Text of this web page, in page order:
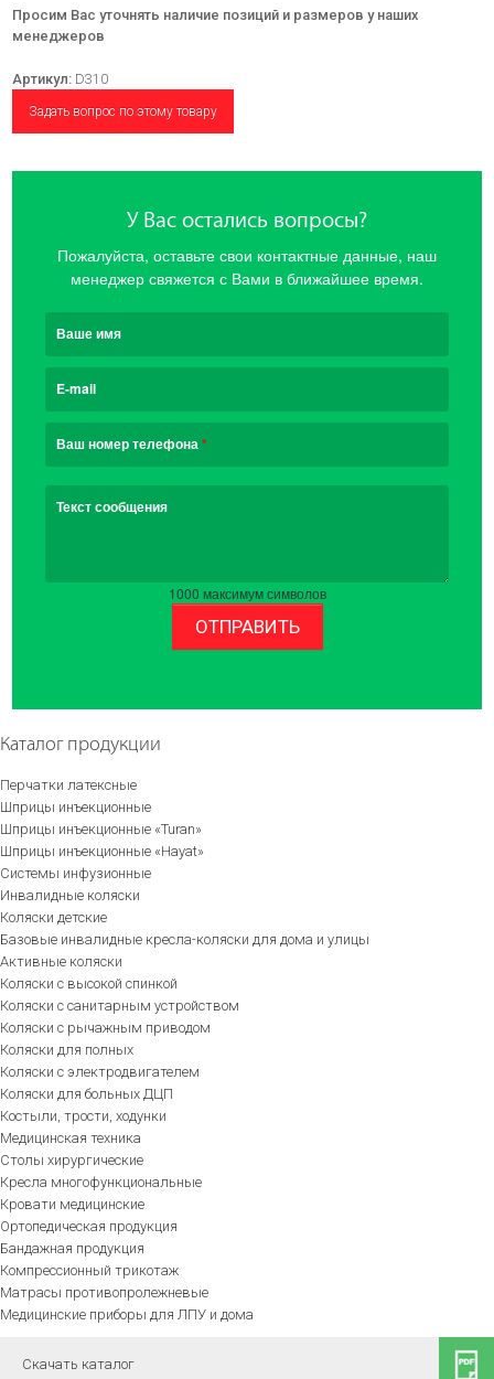
Просим Вас уточнять наличие позиций и размеров у наших
менеджеров
Артикул: D310
Задать вопрос по этому товару
У Вас остались вопросы?
Пожалуйста, оставьте свои контактные данные, наш
менеджер свяжется с Вами в ближайшее время.
Ваше имя
E-mail
Ваш номер телефона*
Текст сообщения
1000 максимум символов
ОТПРАВИТЬ
Каталог продукции
Перчатки латексные
Шприцы инъекционные
Шприцы инъекционные «Turan»
Шприцы инъекционные «Hayat»
Системы инфузионные
Инвалидные коляски
Коляски детские
Базовые инвалидные кресла-коляски для дома и улицы
Активные коляски
Коляски с высокой спинкой
Коляски с санитарным устройством
Коляски с рычажным приводом
Коляски для полных
Коляски с электродвигателем
Коляски для больных ДЦП
Костыли, трости, ходунки
Медицинская техника
Столы хирургические
Кресла многофункциональные
Кровати медицинские
Ортопедическая продукция
Бандажная продукция
Компрессионный трикотаж
Матрасы противопролежневые
Медицинские приборы для ЛПУ и дома
Скачать каталог